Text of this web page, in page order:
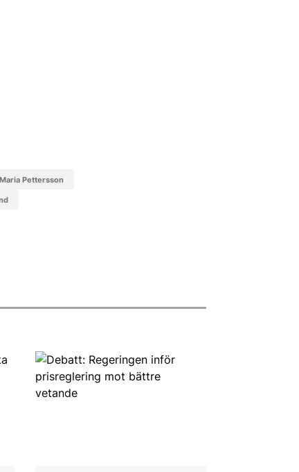
Maria Pettersson